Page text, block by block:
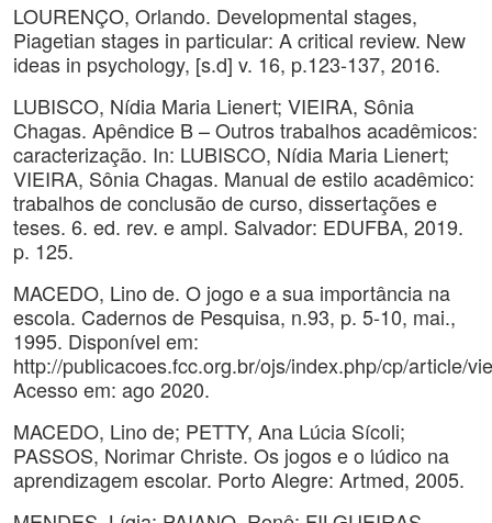
LOURENÇO, Orlando. Developmental stages,
Piagetian stages in particular: A critical review. New
ideas in psychology, [s.d] v. 16, p.123-137, 2016.
LUBISCO, Nídia Maria Lienert; VIEIRA, Sônia
Chagas. Apêndice B – Outros trabalhos acadêmicos:
caracterização. In: LUBISCO, Nídia Maria Lienert;
VIEIRA, Sônia Chagas. Manual de estilo acadêmico:
trabalhos de conclusão de curso, dissertações e
teses. 6. ed. rev. e ampl. Salvador: EDUFBA, 2019.
p. 125.
MACEDO, Lino de. O jogo e a sua importância na
escola. Cadernos de Pesquisa, n.93, p. 5-10, mai.,
1995. Disponível em:
http://publicacoes.fcc.org.br/ojs/index.php/cp/article/
Acesso em: ago 2020.
MACEDO, Lino de; PETTY, Ana Lúcia Sícoli;
PASSOS, Norimar Christe. Os jogos e o lúdico na
aprendizagem escolar. Porto Alegre: Artmed, 2005.